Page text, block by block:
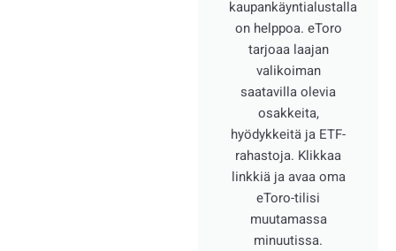
kaupankäyntialustalla
on helppoa. eToro
tarjoaa laajan
valikoiman
saatavilla olevia
osakkeita,
hyödykkeitä ja ETF-
rahastoja. Klikkaa
linkkiä ja avaa oma
eToro-tilisi
muutamassa
minuutissa.